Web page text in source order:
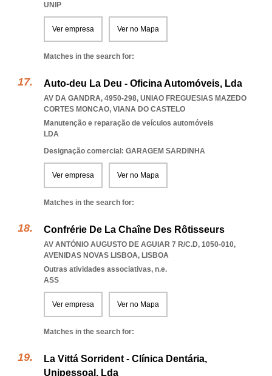
UNIP
Ver empresa Ver no Mapa
Matches in the search for:
Auto-deu La Deu - Oficina Automóveis, Lda
AV DA GANDRA, 4950-298, UNIAO FREGUESIAS MAZEDO
CORTES MONCAO, VIANA DO CASTELO
Manutenção e reparação de veículos automóveis
LDA
Designação comercial: GARAGEM SARDINHA
Ver empresa Ver no Mapa
Matches in the search for:
Confrérie De La Chaîne Des Rôtisseurs
AV ANTÓNIO AUGUSTO DE AGUIAR 7 R/C.D, 1050-010,
AVENIDAS NOVAS LISBOA, LISBOA
Outras atividades associativas, n.e.
ASS
Ver empresa Ver no Mapa
Matches in the search for:
La Vittá Sorrident - Clínica Dentária,
Unipessoal, Lda